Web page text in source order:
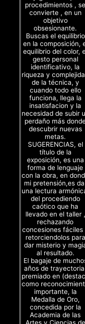
procedimientos , se
convierte , en un
objetivo
obsesionante.
Buscas el equilibrio
en la composición,
equilibrio del color,
gesto personal
identificativo, la
riqueza y
de la técnica, y
cuando todo ello
funciona, llega la
insatisfacion y la
necesidad de subir
perdaño más
descubrir nuevas
metas.
SUGERENCIAS, el
título de la
exposición, es una
forma de lenguaje
con la obra, en
mi pretensión,es
una lectura
del procediendo
caótico que ha
llevado en el taller ,
rechazando
concesiones fáciles
retorciendolos para
dar misterio y
al resultado.
El bagaje de
años de
premiado en
como
importante, la
Medalla de Oro,
concedida por la
Academia de las